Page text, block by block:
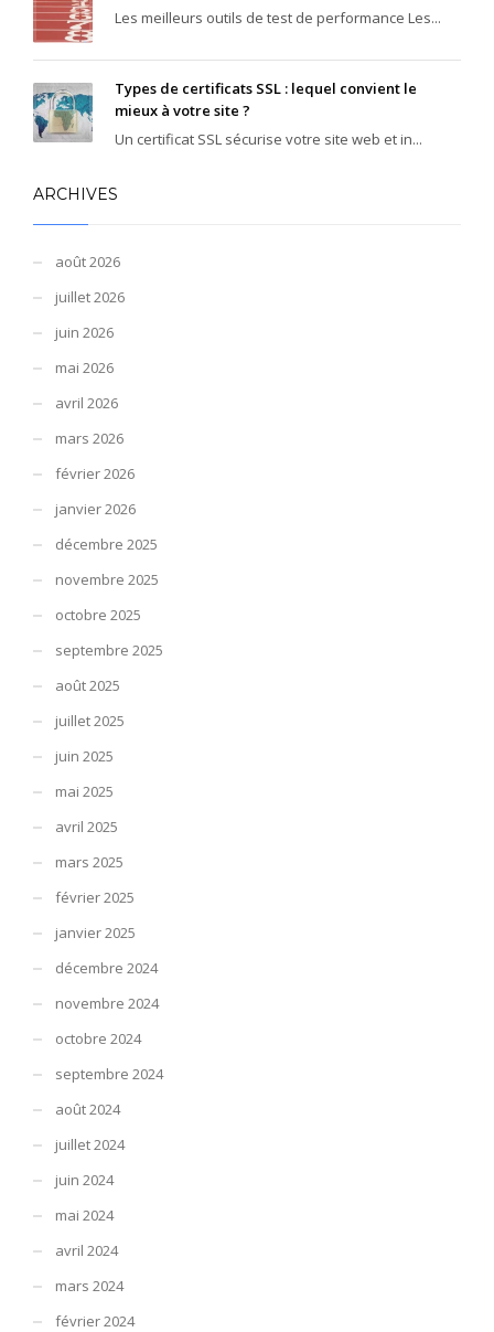
Les meilleurs outils de test de performance Les...
Types de certificats SSL : lequel convient le
mieux à votre site ?
Un certificat SSL sécurise votre site web et in...
ARCHIVES
août 2026
juillet 2026
juin 2026
mai 2026
avril 2026
mars 2026
février 2026
janvier 2026
décembre 2025
novembre 2025
octobre 2025
septembre 2025
août 2025
juillet 2025
juin 2025
mai 2025
avril 2025
mars 2025
février 2025
janvier 2025
décembre 2024
novembre 2024
octobre 2024
septembre 2024
août 2024
juillet 2024
juin 2024
mai 2024
avril 2024
mars 2024
février 2024